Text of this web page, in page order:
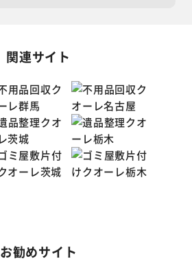
関連サイト
お勧めサイト